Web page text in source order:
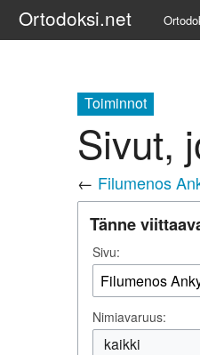
Ortodoksi.net
Etiikka
Toiminnot
Sivut,
← Filumenos
Tänne
Sivu:
Nimiavaruus:
kaikki